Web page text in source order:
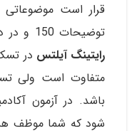
قرار است
توضیحات 150 و در دیگری 250 کلمه ای ارائه دهید.
رایتینگ آیلتس
باشد. در آزمون
شود که شما موظف